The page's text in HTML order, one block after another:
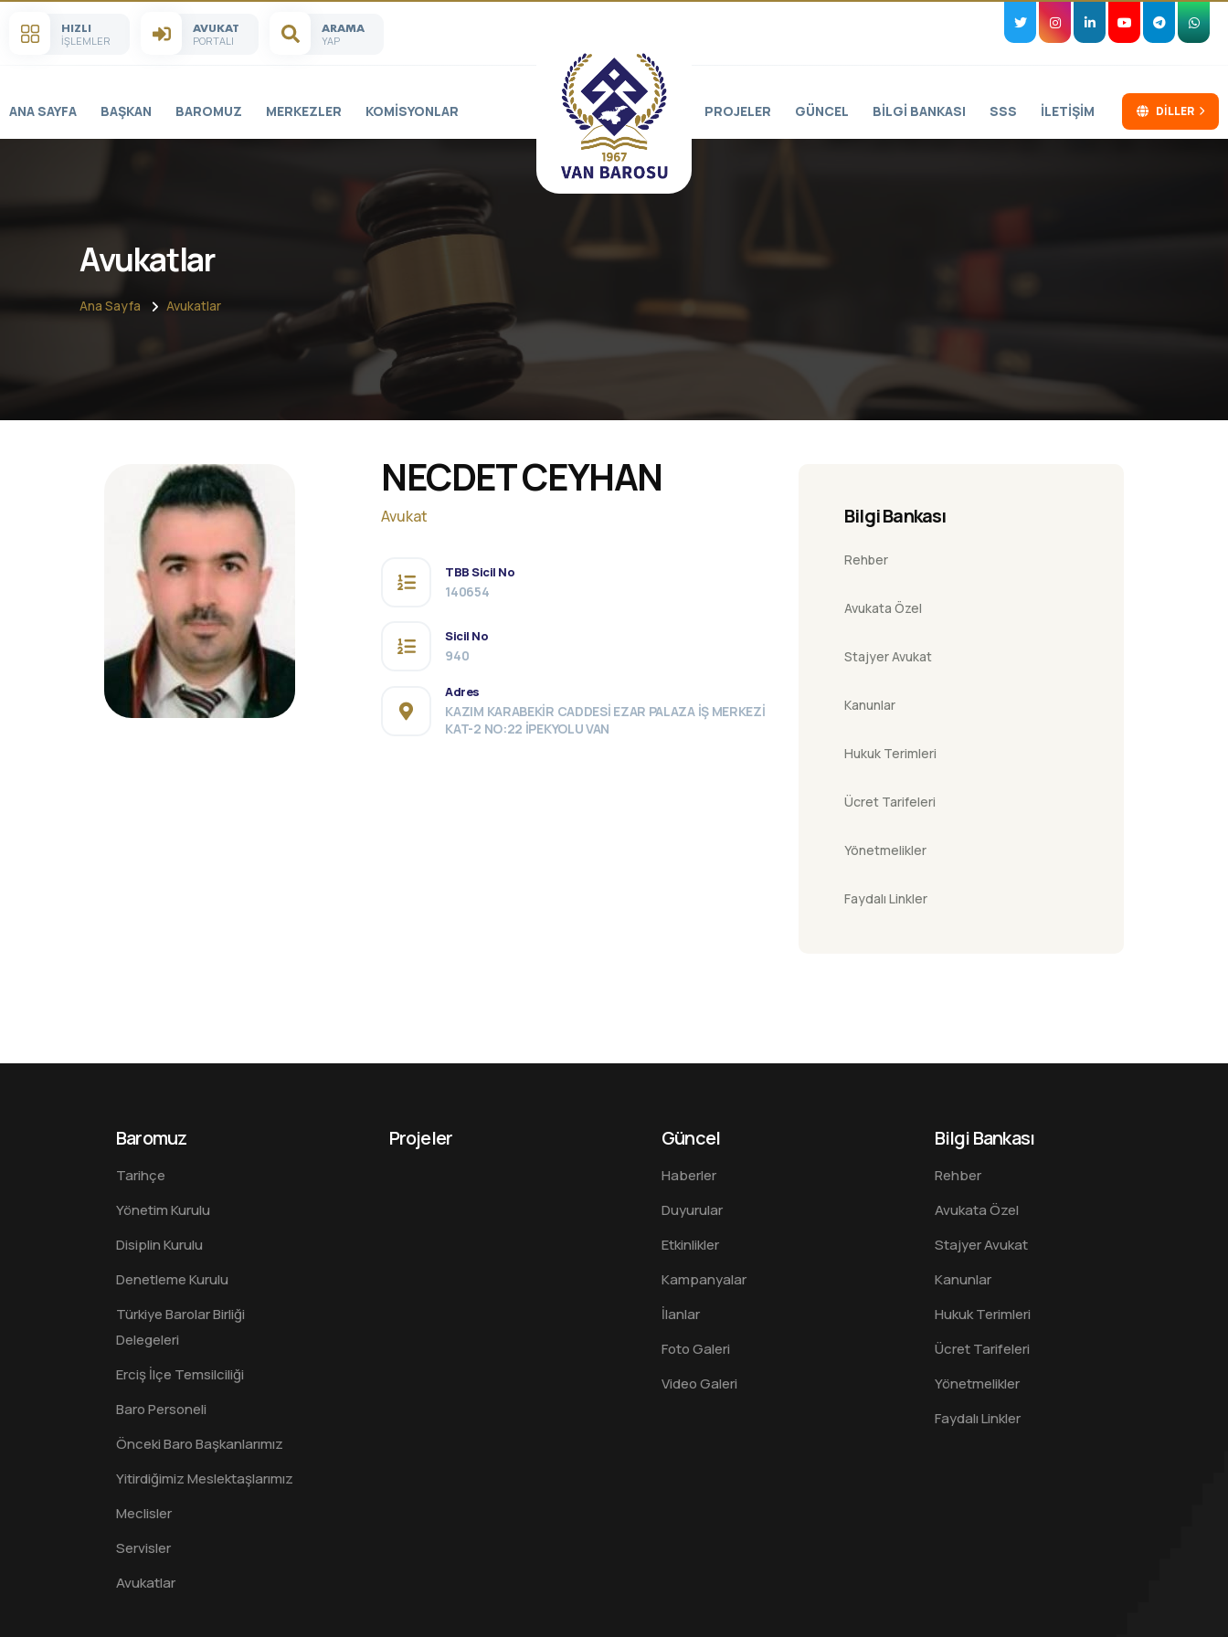
HIZLI
İŞLEMLER
AVUKAT
PORTALI
ARAMA
YAP
ANA SAYFA BAŞKAN BAROMUZ MERKEZLER KOMISYONLAR PROJELER GÜNCEL BILGI BANKASI SSS İLETIŞIM DILLER
Avukatlar
Ana Sayfa Avukatlar
NECDET CEYHAN
Avukat
TBB Sicil No
140654
Sicil No
940
Adres
KAZIM KARABEKİR CADDESİ EZAR PALAZA İŞ MERKEZİ
KAT-2 NO:22 İPEKYOLU VAN
Bilgi Bankası
Rehber
Avukata Özel
Stajyer Avukat
Kanunlar
Hukuk Terimleri
Ücret Tarifeleri
Yönetmelikler
Faydalı Linkler
Baromuz
Tarihçe
Yönetim Kurulu
Disiplin Kurulu
Denetleme Kurulu
Türkiye Barolar Birliği
Delegeleri
Erciş İlçe Temsilciliği
Baro Personeli
Önceki Baro Başkanlarımız
Yitirdiğimiz Meslektaşlarımız
Meclisler
Servisler
Avukatlar
Projeler Güncel
Haberler
Duyurular
Etkinlikler
Kampanyalar
İlanlar
Foto Galeri
Video Galeri
Bilgi Bankası
Rehber
Avukata Özel
Stajyer Avukat
Kanunlar
Hukuk Terimleri
Ücret Tarifeleri
Yönetmelikler
Faydalı Linkler